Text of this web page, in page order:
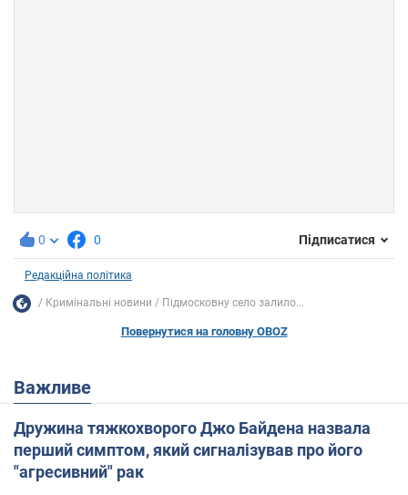
0 0 Підписатися
Редакційна політика
Кримінальні новини Підмосковну село залило...
Повернутися на головну OBOZ
Важливе
Дружина тяжкохворого Джо Байдена назвала
перший симптом, який сигналізував про його
"агресивний" рак